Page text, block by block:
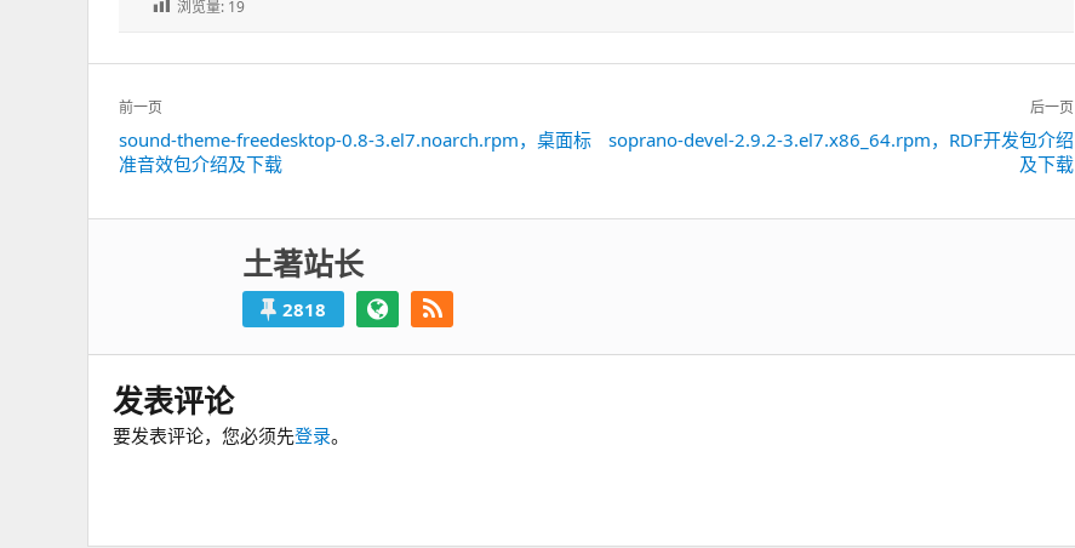
浏览量: 19
文
章
导
前一页
上
一
sound-theme-freedesktop-0.8-3.el7.noarch.rpm，桌面标
准音效包介绍及下载
后一页
下
soprano-devel-2.9.2-3.el7.x86_64.rpm，RDF开发包介绍
及下载
土著站长
2818
发表评论
要发表评论，您必须先登录。